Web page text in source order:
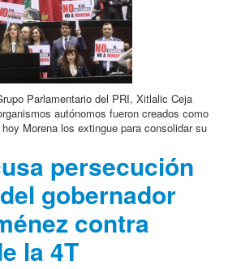
Parlamentario del PRI, Xitlalic Ceja
autónomos fueron creados como
Morena los extingue para consolidar su
persecución
gobernador
contra
la 4T